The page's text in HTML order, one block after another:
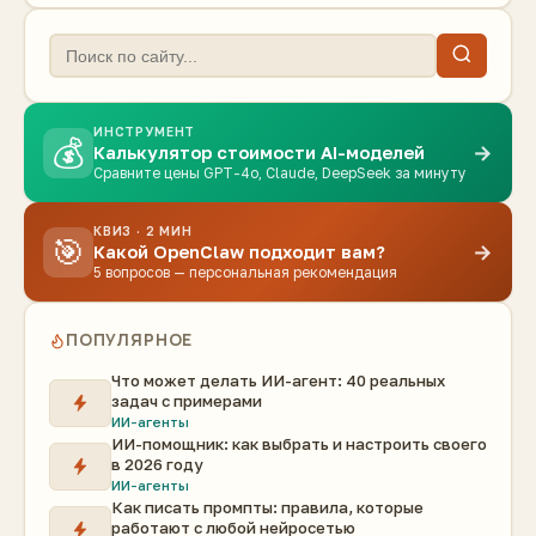
💰
ИНСТРУМЕНТ
Калькулятор стоимости AI-моделей
Сравните цены GPT-4o, Claude, DeepSeek за минуту
→
🎯
КВИЗ · 2 МИН
Какой OpenClaw подходит вам?
5 вопросов — персональная рекомендация
→
ПОПУЛЯРНОЕ
Что может делать ИИ-агент: 40 реальных
задач с примерами
ИИ-агенты
ИИ-помощник: как выбрать и настроить своего
в 2026 году
ИИ-агенты
Как писать промпты: правила, которые
работают с любой нейросетью